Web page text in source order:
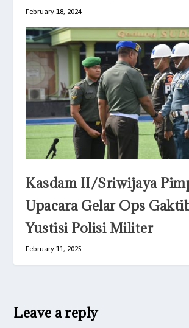
February 18, 2024
Kasdam II/Sriwijaya
Upacara Gelar Ops
Yustisi Polisi Militer
February 11, 2025
Leave a reply